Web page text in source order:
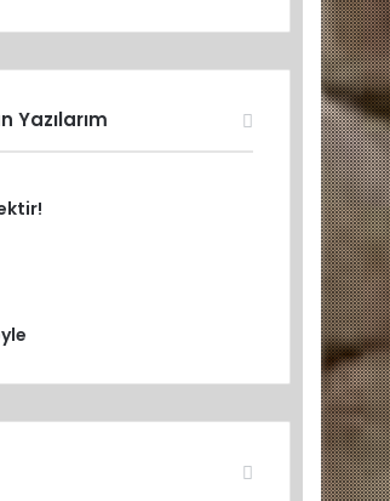
Yazılarım